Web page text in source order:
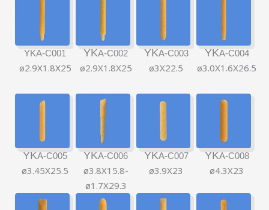
YKA-C001
ø2.9X1.8X25
YKA-C002
ø2.9X1.8X25
YKA-C003
ø3X22.5
YKA-C004
ø3.0X1.6X26.5
YKA-C005
ø3.45X25.5
YKA-C006
ø3.8X15.8-
ø1.7X29.3
YKA-C007
ø3.9X23
YKA-C008
ø4.3X23